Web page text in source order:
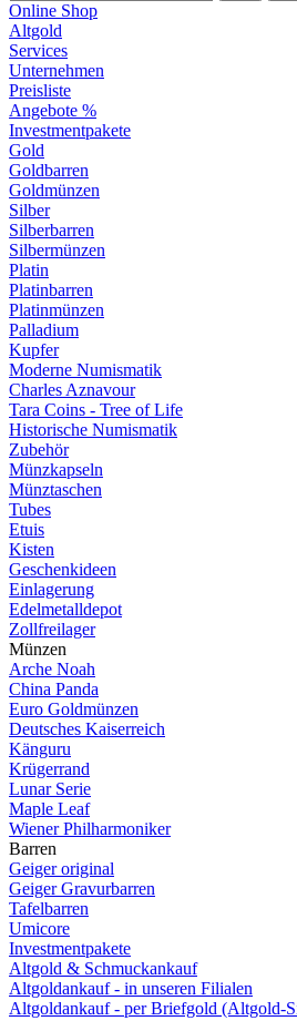
Online Shop
Altgold
Services
Unternehmen
Preisliste
Angebote %
Investmentpakete
Gold
Goldbarren
Goldmünzen
Silber
Silberbarren
Silbermünzen
Platin
Platinbarren
Platinmünzen
Palladium
Kupfer
Moderne Numismatik
Charles Aznavour
Tara Coins - Tree of Life
Historische Numismatik
Zubehör
Münzkapseln
Münztaschen
Tubes
Etuis
Kisten
Geschenkideen
Einlagerung
Edelmetalldepot
Zollfreilager
Münzen
Arche Noah
China Panda
Euro Goldmünzen
Deutsches Kaiserreich
Känguru
Krügerrand
Lunar Serie
Maple Leaf
Wiener Philharmoniker
Barren
Geiger original
Geiger Gravurbarren
Tafelbarren
Umicore
Investmentpakete
Altgold & Schmuckankauf
Altgoldankauf - in unseren Filialen
Altgoldankauf - per Briefgold (Altgold-